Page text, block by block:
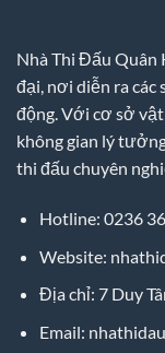
Nhà Thi Đấu Quân
đại, nơi diễn ra các
động. Với cơ sở
không gian lý
thi đấu chuyên
Hotline: 0236
Website:
Địa chỉ: 7 Duy
Email: